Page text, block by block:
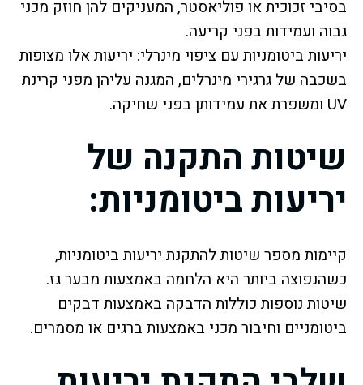
בסיבי זכוכית או פוליאסטר, המעניקים להן חוזק מכני
גבוה ועמידות בפני קריעה.
יריעות ביטומניות עם ציפוי מינרלי: יריעות אלו מצופות
בשכבה של גרגירי מינרלים, המגנה עליהן מפני קרינת
UV ומשפרת את עמידותן בפני שחיקה.
שיטות התקנה של
יריעות ביטומניות:
קיימות מספר שיטות להתקנת יריעות ביטומניות,
כשהנפוצה ביותר היא הלחמה באמצעות מבער גז.
שיטות נוספות כוללות הדבקה באמצעות דבקים
ביטומניים וחיבור מכני באמצעות ברגים או מסמרים.